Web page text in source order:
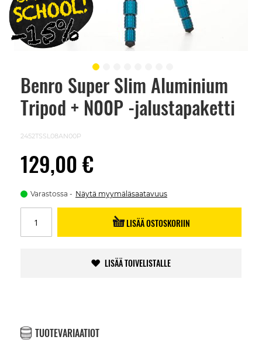
Benro Super Slim Aluminium
Tripod + N00P -jalustapaketti
2452TSSL08AN00P
129,00 €
Varastossa Näytä myymäläsaatavuus
LISÄÄ OSTOSKORIIN
LISÄÄ TOIVELISTALLE
TUOTEVARIAATIOT
Skip
beginning
images